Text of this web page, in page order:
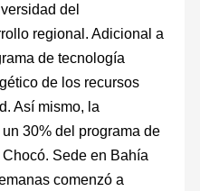
del
regional. Adicional a
de tecnología
de los recursos
Así mismo, la
30% del programa de
Sede en Bahía
comenzó a